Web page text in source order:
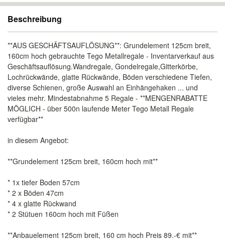
Beschreibung
**AUS GESCHÄFTSAUFLÖSUNG**: Grundelement 125cm breit,
160cm hoch gebrauchte Tego Metallregale - Inventarverkauf aus
Geschäftsauflösung.Wandregale, Gondelregale,Gitterkörbe,
Lochrückwände, glatte Rückwände, Böden verschiedene Tiefen,
diverse Schienen, große Auswahl an Einhängehaken ... und
vieles mehr. Mindestabnahme 5 Regale - **MENGENRABATTE
MÖGLICH - über 500n laufende Meter Tego Metall Regale
verfügbar**
in diesem Angebot:
**Grundelement 125cm breit, 160cm hoch mit**
* 1x tiefer Boden 57cm
* 2 x Böden 47cm
* 4 x glatte Rückwand
* 2 Stütuen 160cm hoch mit Füßen
**Anbauelement 125cm breit, 160 cm hoch Preis 89.-€ mit**